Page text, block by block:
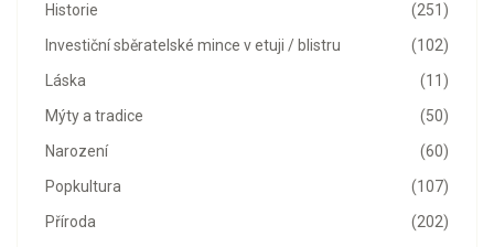
(251)
Historie
(102)
Investiční sběratelské mince v etuji / blistru
(11)
Láska
(50)
Mýty a tradice
(60)
Narození
(107)
Popkultura
(202)
Příroda